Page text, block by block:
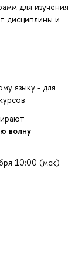
для изучения
дисциплины и
языку - для
волну
10:00 (мск)